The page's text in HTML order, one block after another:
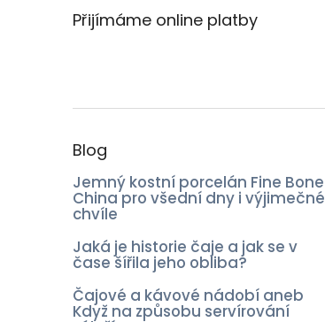
Přijímáme online platby
Blog
Jemný kostní porcelán Fine Bone
China pro všední dny i výjimečné
chvíle
Jaká je historie čaje a jak se v
čase šířila jeho obliba?
Čajové a kávové nádobí aneb
Když na způsobu servírování